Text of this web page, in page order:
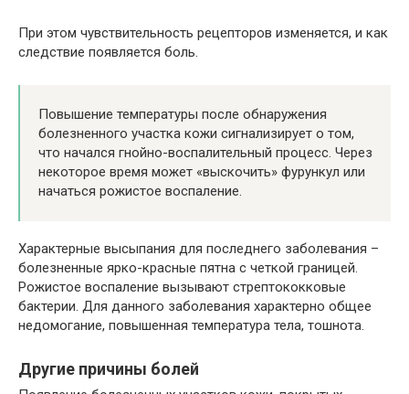
При этом чувствительность рецепторов изменяется, и как
следствие появляется боль.
Повышение температуры после обнаружения
болезненного участка кожи сигнализирует о том,
что начался гнойно-воспалительный процесс. Через
некоторое время может «выскочить» фурункул или
начаться рожистое воспаление.
Характерные высыпания для последнего заболевания –
болезненные ярко-красные пятна с четкой границей.
Рожистое воспаление вызывают стрептококковые
бактерии. Для данного заболевания характерно общее
недомогание, повышенная температура тела, тошнота.
Другие причины болей